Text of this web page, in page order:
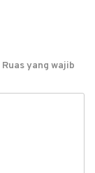
Ruas yang wajib